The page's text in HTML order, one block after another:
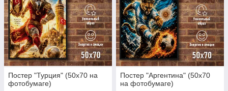
Постер "Турция" (50х70 на
фотобумаге)
Постер "Аргентина" (50х70
на фотобумаге)